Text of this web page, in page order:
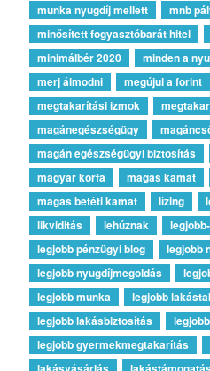
munka nyugdíj mellett
mnb
minősített fogyasztóbarát hitel
minimálbér 2020
minden a
merj álmodni
megújul a forint
megtakarítási izmok
magánegészségügy
magán egészségügyi biztosítás
magyar korfa
magas kamat
magas betéti kamat
lízing
likviditás
lehúznak
legjobb pénzügyi blog
legjobb
legjobb nyugdíjmegoldás
legjobb munka
legjobb
legjobb lakásbiztosítás
legjobb gyermekmegtakarítás